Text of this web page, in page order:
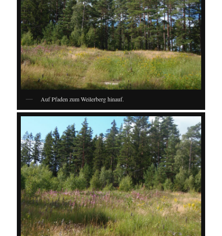
Auf Pfaden zum Weilerberg hinauf.